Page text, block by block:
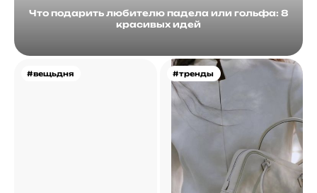
Что подарить любителю падела или гольфа: 8
красивых идей
#вещьдня #тренды